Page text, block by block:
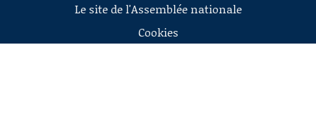
Le site de l'Assemblée nationale
Cookies